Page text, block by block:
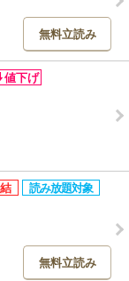
無料立読み
無料立読み